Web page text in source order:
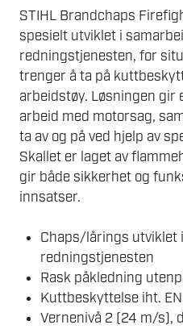
STIHL Brandchaps
spesielt utviklet i
redningstjenesten, for
trenger å ta på
arbeidstøy. Løsningen gir
arbeid med motorsag,
ta av og på ved hjelp av
Skallet er laget av
gir både sikkerhet og
innsatser.
Chaps/lårings utviklet
redningstjenesten
Rask påkledning
Kuttbeskyttelse iht. EN
Vernenivå 2 (24 m/s),